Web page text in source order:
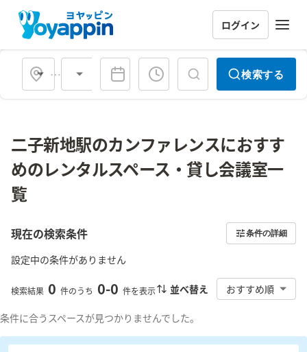
ログイン
会場タイプ 検索する
二子新地駅のカンファレンスにおすす
めのレンタルスペース・貸し会議室一
覧
現在の検索条件 条件の詳細
設定中の条件がありません
検索結果 0 件のうち 0-0 件を表示 並べ替え おすすめ順
条件に合うスペースが見つかりませんでした。